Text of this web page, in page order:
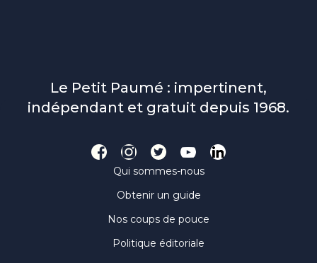
Le Petit Paumé : impertinent,
indépendant et gratuit depuis 1968.
Qui sommes-nous
Obtenir un guide
Nos coups de pouce
Politique éditoriale